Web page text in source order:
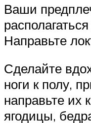
Ваши
Направьте
Сделайте
ноги к полу,
направьте их
ягодицы,